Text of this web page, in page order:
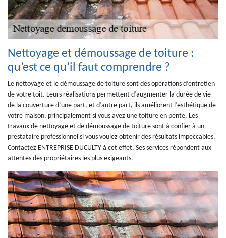
Nettoyage et démoussage de toiture :
qu’est ce qu’il faut comprendre ?
Le nettoyage et le démoussage de toiture sont des opérations d’entretien
de votre toit. Leurs réalisations permettent d’augmenter la durée de vie
de la couverture d’une part, et d’autre part, ils améliorent l’esthétique de
votre maison, principalement si vous avez une toiture en pente. Les
travaux de nettoyage et de démoussage de toiture sont à confier à un
prestataire professionnel si vous voulez obtenir des résultats impeccables.
Contactez ENTREPRISE DUCULTY à cet effet. Ses services répondent aux
attentes des propriétaires les plus exigeants.